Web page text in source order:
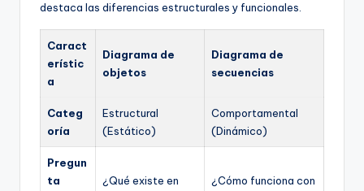
destaca las diferencias estructurales y funcionales.
Caract
erístic
a
Diagrama de
objetos
Diagrama de
secuencias
Categ
oría
Estructural
(Estático)
Comportamental
(Dinámico)
Pregun
ta
¿Qué existe en
¿Cómo funciona con